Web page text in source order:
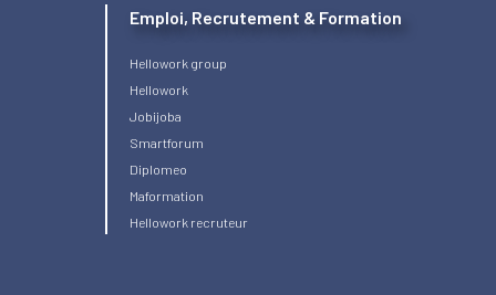
Emploi, Recrutement & Formation
Hellowork group
Hellowork
Jobijoba
Smartforum
Diplomeo
Maformation
Hellowork recruteur